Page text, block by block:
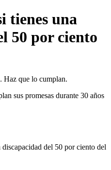
tienes una
50 por ciento
Haz que lo cumplan.
sus promesas durante 30 años
del 50 por ciento del